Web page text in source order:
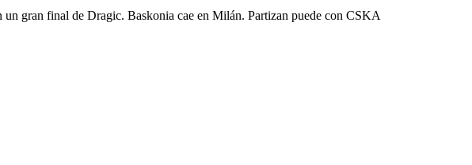
gran final de Dragic. Baskonia cae en Milán. Partizan puede con CSKA